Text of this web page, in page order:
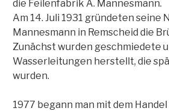
die Feilenfabrik A. Mannesmann.
Am 14. Juli 1931 gründeten seine
Mannesmann in Remscheid die
Zunächst wurden geschmiedete
Wasserleitungen herstellt, die
wurden.
1977 begann man mit dem